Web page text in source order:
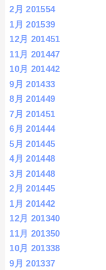
2月 201554
1月 201539
12月 201451
11月 201447
10月 201442
9月 201433
8月 201449
7月 201451
6月 201444
5月 201445
4月 201448
3月 201448
2月 201445
1月 201442
12月 201340
11月 201350
10月 201338
9月 201337